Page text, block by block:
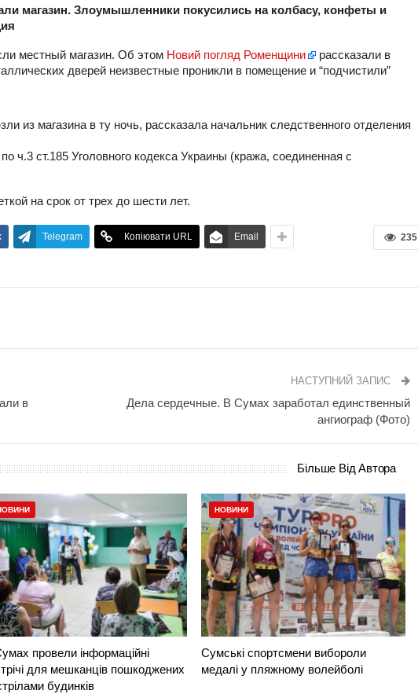
магазин. Злоумышленники покусились на колбасу, конфеты и
местный магазин. Об этом Новий погляд Роменщини
рассказали в
дверей неизвестные проникли в помещение и “подчистили”
из магазина в ту ночь, рассказала начальник следственного отделения
ч.3 ст.185 Уголовного кодекса Украины (кража, соединенная с
на срок от трех до шести лет.
235
Telegram Копіювати URL Email
в
НАСТУПНИЙ ЗАПИС
Дела сердечные. В Сумах заработал единственный
ангиограф (Фото)
Більше Від Автора
провели інформаційні
для мешканців пошкоджених
будинків
НОВИНИ
Сумські спортсмени вибороли
медалі у пляжному волейболі